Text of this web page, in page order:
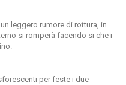
leggero rumore di rottura, in
si romperà facendo si che i
per feste i due